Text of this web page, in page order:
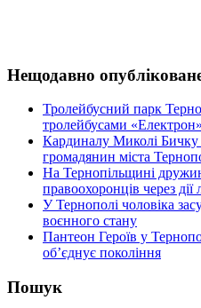
Нещодавно
Тролейбусний парк
тролейбусами «Електрон»
Кардиналу Миколі Бичку
громадянин міста
На Тернопільщині
правоохоронців через дії
У Тернополі чоловіка
воєнного стану
Пантеон Героїв у
об’єднує покоління
Пошук